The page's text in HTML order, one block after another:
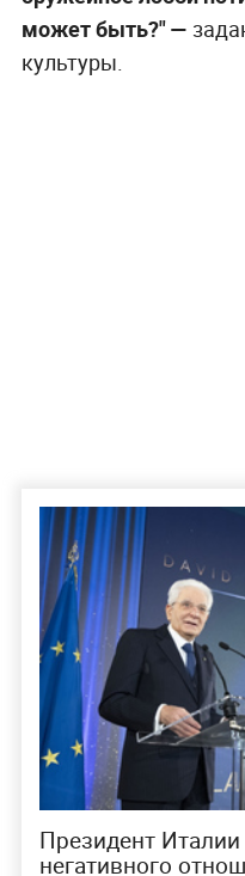
может быть?" —
культуры.
Президент Италии
негативного